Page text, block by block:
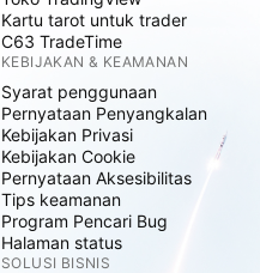
Kartu tarot untuk trader
C63 TradeTime
KEBIJAKAN & KEAMANAN
Syarat penggunaan
Pernyataan Penyangkalan
Kebijakan Privasi
Kebijakan Cookie
Pernyataan Aksesibilitas
Tips keamanan
Program Pencari Bug
Halaman status
SOLUSI BISNIS